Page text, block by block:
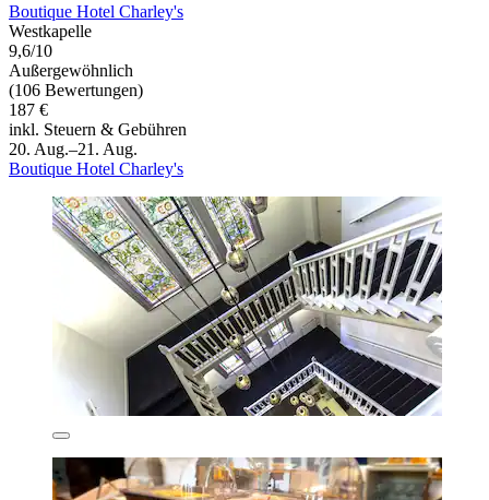
Boutique Hotel Charley's
Westkapelle
9,6/10
Außergewöhnlich
(106 Bewertungen)
187 €
inkl. Steuern & Gebühren
20. Aug.–21. Aug.
Boutique Hotel Charley's